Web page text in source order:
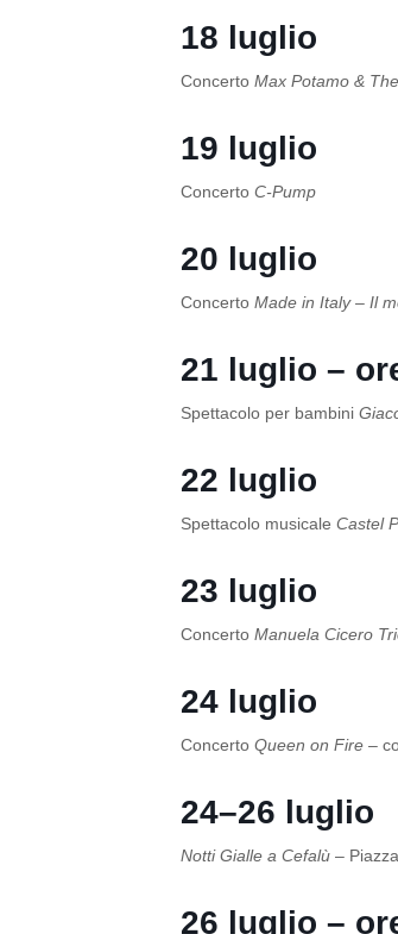
18 luglio
Concerto Max Potamo &
19 luglio
Concerto C-Pump
20 luglio
Concerto Made in Italy – Il
21 luglio –
Spettacolo per bambini
22 luglio
Spettacolo musicale Castel
23 luglio
Concerto Manuela Cicero
24 luglio
Concerto Queen on Fire –
24–26 luglio
Notti Gialle a Cefalù –
26 luglio –